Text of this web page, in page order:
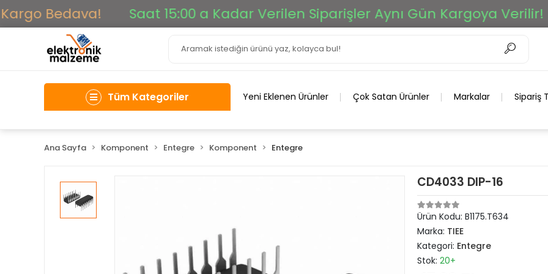
Bedava! Saat 15:00 a Kadar Verilen Siparişler Aynı Gün Kargoya Verilir!
Tüm Kategoriler Yeni Eklenen Ürünler Çok Satan Ürünler Markalar Sipariş
Ana Sayfa Komponent Entegre Komponent Entegre
CD4033 DIP-16
Ürün Kodu: B1175.T634
Marka: TIEE
Kategori: Entegre
Stok: 20+